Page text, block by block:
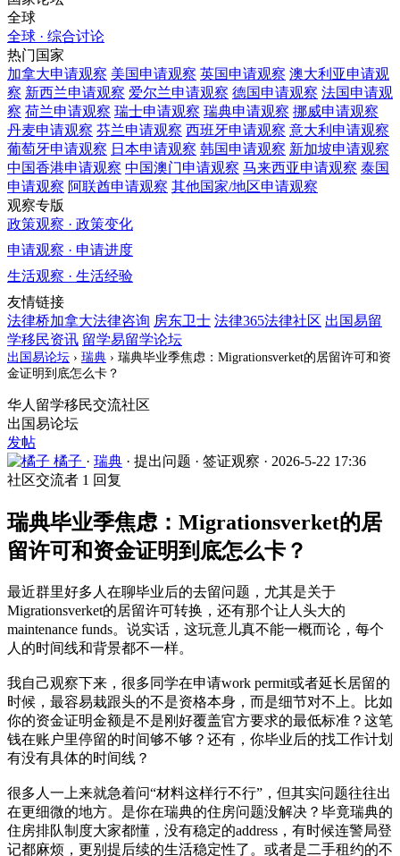
全球
全球 · 综合讨论
热门国家
加拿大申请观察 美国申请观察 英国申请观察 澳大利亚申请观
察 新西兰申请观察 爱尔兰申请观察 德国申请观察 法国申请观
察 荷兰申请观察 瑞士申请观察 瑞典申请观察 挪威申请观察
丹麦申请观察 芬兰申请观察 西班牙申请观察 意大利 申请观察
葡萄牙申请观察 日本申请观察 韩国申请观察 新加坡申请观察
中国香港申请观察 中国澳门申请观察 马来西亚申请观察 泰国
申请观察 阿联酋申请观察 其他国家/地区申请观察
观察专版
政策观察 · 政策变化
申请观察 · 申请进度
生活观察 · 生活经验
友情链接
法律桥加拿大法律咨询 房东卫士 法律365法律社区 出国易留
学移民资讯 留学易留学论坛
出国易论坛 › 瑞典 › 瑞典毕业季焦虑：Migrationsverket的居留许可和资
金证明到底怎么卡？
华人留学移民交流社区
出国易论坛
发帖
橘子 · 瑞典 · 提出问题 · 签证观察 · 2026-5-22 17:36
社区交流者 1 回复
瑞典毕业季焦虑：Migrationsverket的居
留许可和资金证明到底怎么卡？
最近群里好多人在聊毕业后的去留问题，尤其是关于
Migrationsverket的居留许可转换，还有那个让人头大的
maintenance funds。说实话，这玩意儿真不能一概而论，每个
人的时间线和背景都不一样。
我自己观察下来，很多同学在申请work permit或者延长居留的
时候，最容易栽跟头的不是资格本身，而是细节对不上。比如
你的资金证明金额是不是刚好覆盖官方要求的最低标准？这笔
钱在账户里停留的时间够不够？还有，你毕业后的找工作计划
有没有具体的时间线？
很多人一上来就急着问“材料这样行不行”，但其实问题往往出
在更细微的地方。是你在瑞典的住房问题没解决？毕竟瑞典的
住房排队制度大家都懂，没有稳定的address，有时候连警局登
记都麻烦，更别提后续的生活稳定性了。或者是二手租约的不